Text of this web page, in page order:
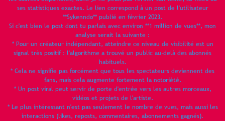
ses statistiques exactes. Le lien correspond à un post de l'utilisateur
**Sykenndo** publié en février 2023.
Si c'est bien le post dont tu parlais avec environ **1 million de vues**, mon
analyse serait la suivante :
* Pour un créateur indépendant, atteindre ce niveau de visibilité est un
signal très positif : l'algorithme a trouvé un public au-delà des abonnés
habituels.
* Cela ne signifie pas forcément que tous les spectateurs deviennent des
fans, mais cela augmente fortement la notoriété.
* Un post viral peut servir de porte d'entrée vers les autres morceaux,
vidéos et projets de l'artiste.
* Le plus intéressant n'est pas seulement le nombre de vues, mais aussi les
interactions (likes, reposts, commentaires, abonnements gagnés).